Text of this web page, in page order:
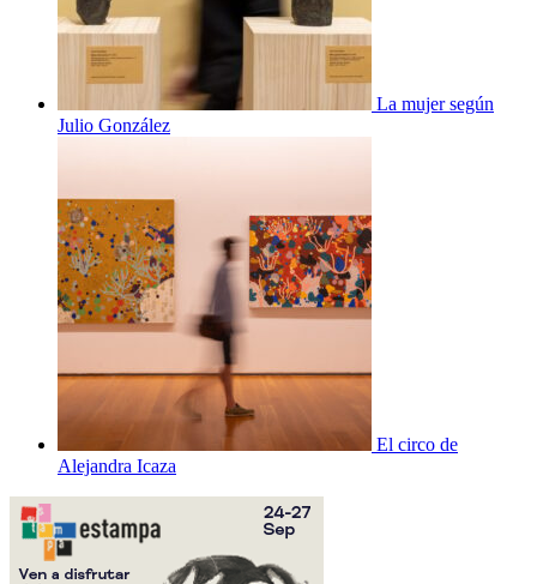
La mujer según
Julio González
El circo de
Alejandra Icaza